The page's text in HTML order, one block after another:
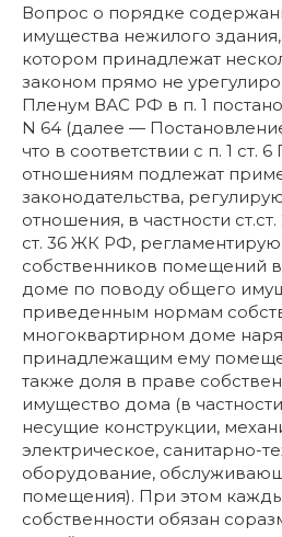
Вопрос о порядке
имущества нежилого
котором принадлежат
законом прямо не
Пленум ВАС РФ в п. 1
N 64 (далее —
что в соответствии с п. 1 ст.
отношениям подлежат
законодательства,
отношения, в частности
ст. 36 ЖК РФ,
собственников помещений
доме по поводу общего
приведенным нормам
многоквартирном доме
принадлежащим ему
также доля в праве
имущество дома (в
несущие конструкции,
электрическое, санитарно-
оборудование,
помещения). При этом
собственности обязан